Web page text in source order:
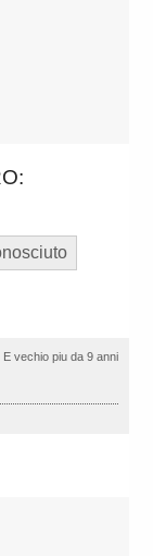
E vechio piu da 9 anni